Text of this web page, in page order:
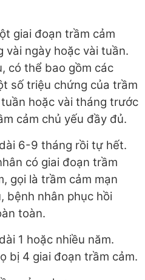
giai đoạn trầm cảm
ngày hoặc vài tuần.
có thể bao gồm các
số triệu chứng của trầm
hoặc vài tháng trước
cảm chủ yếu đầy đủ.
6-9 tháng rồi tự hết.
có giai đoạn trầm
gọi là trầm cảm mạn
bệnh nhân phục hồi
toàn.
1 hoặc nhiều năm.
bị 4 giai đoạn trầm cảm.